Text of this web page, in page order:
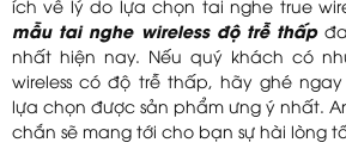
ích về lý do lựa chọn tai nghe true
mẫu tai nghe wireless độ trễ thấp
nhất hiện nay. Nếu quý khách có
wireless có độ trễ thấp, hãy ghé
lựa chọn được sản phẩm ưng ý nhất.
chắn sẽ mang tới cho bạn sự hài lòng